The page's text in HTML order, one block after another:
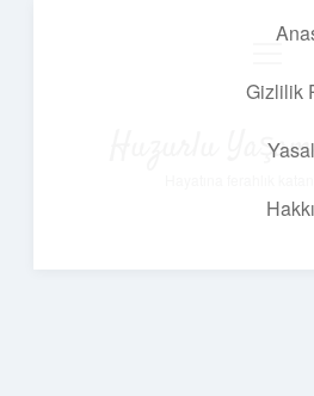
Gizlilik
Huzurlu Yaşam